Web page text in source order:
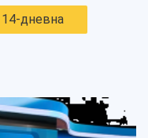
14-дневна